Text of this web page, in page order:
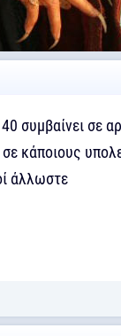
συμβαίνει σε
κάποιους
άλλωστε